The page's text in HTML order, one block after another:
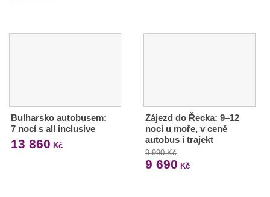
Bulharsko autobusem:
7 nocí s all inclusive
13 860 Kč
Zájezd do Řecka: 9–12
nocí u moře, v ceně
autobus i trajekt
9 990 Kč
9 690 Kč